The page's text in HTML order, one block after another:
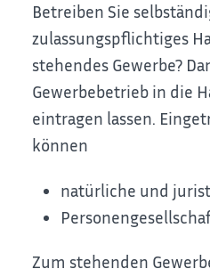
Betreiben Sie
zulassungspflichtiges
stehendes Gewerbe?
Gewerbebetrieb in die
eintragen lassen.
können
natürliche und
Zum stehenden